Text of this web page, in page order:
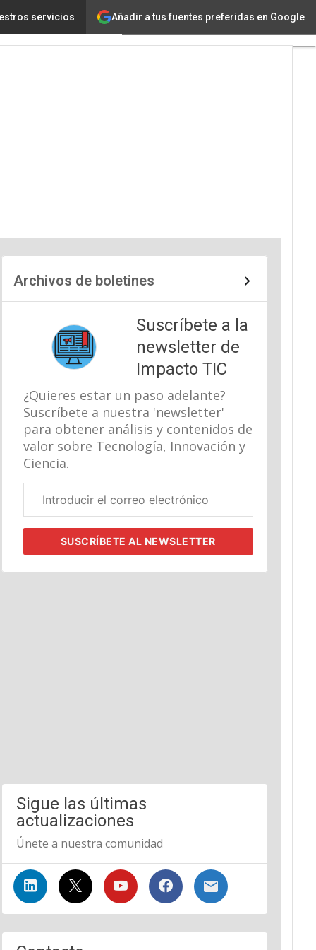
Añadir a tus fuentes preferidas en Google
servicios
Archivos de boletines
Suscríbete a la
newsletter de
Impacto TIC
¿Quieres estar un paso adelante?
Suscríbete a nuestra 'newsletter'
para obtener análisis y contenidos de
valor sobre Tecnología, Innovación y
Ciencia.
electrónico
SUSCRÍBETEAL NEWSLETTER
Sigue las últimas
actualizaciones
Únete a nuestra comunidad